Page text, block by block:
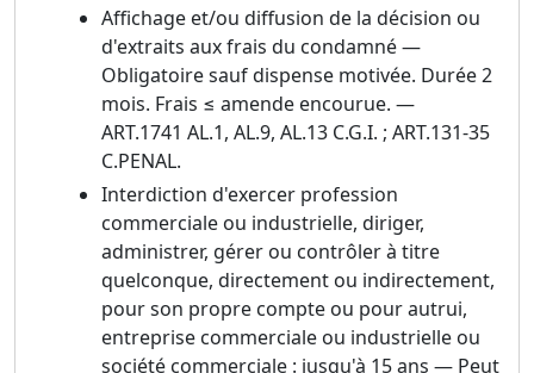
Affichage et/ou diffusion de la décision ou
d'extraits aux frais du condamné —
Obligatoire sauf dispense motivée. Durée 2
mois. Frais ≤ amende encourue. —
ART.1741 AL.1, AL.9, AL.13 C.G.I. ; ART.131-35
C.PENAL.
Interdiction d'exercer profession
commerciale ou industrielle, diriger,
administrer, gérer ou contrôler à titre
quelconque, directement ou indirectement,
pour son propre compte ou pour autrui,
entreprise commerciale ou industrielle ou
société commerciale : jusqu'à 15 ans — Peut